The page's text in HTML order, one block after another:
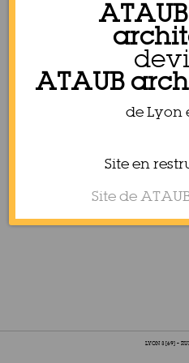
LYON 3 [69] –
ATAUB
de Lyon
Site en
Site de